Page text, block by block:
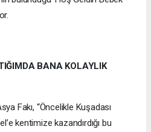
BANA KOLAYLIK
Fakı, “Öncelikle Kuşadası
kentimize kazandırdığı bu